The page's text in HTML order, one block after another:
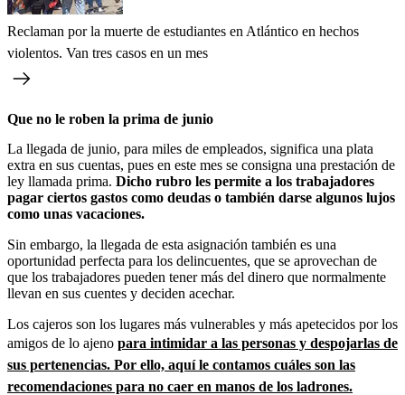
Reclaman por la muerte de estudiantes en Atlántico en hechos
violentos. Van tres casos en un mes
Que no le roben la prima de junio
La llegada de junio, para miles de empleados, significa una plata
extra en sus cuentas, pues en este mes se consigna una prestación de
ley llamada prima. Dicho rubro les permite a los trabajadores
pagar ciertos gastos como deudas o también darse algunos lujos
como unas vacaciones.
Sin embargo, la llegada de esta asignación también es una
oportunidad perfecta para los delincuentes, que se aprovechan de
que los trabajadores pueden tener más del dinero que normalmente
llevan en sus cuentes y deciden acechar.
Los cajeros son los lugares más vulnerables y más apetecidos por los
amigos de lo ajeno para intimidar a las personas y despojarlas de
sus pertenencias. Por ello, aquí le contamos cuáles son las
recomendaciones para no caer en manos de los ladrones.